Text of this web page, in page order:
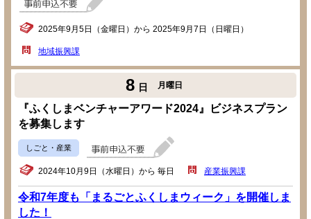
2025年9月5日（金曜日）から 2025年9月7日（日曜日）
地域振興課
8 日 月曜日
『ふくしまベンチャーアワード2024』ビジネスプラン
を募集します
しごと・産業
2024年10月9日（水曜日）から 毎日 産業振興課
令和7年度も「まるごとふくしまウィーク」を開催しま
した！